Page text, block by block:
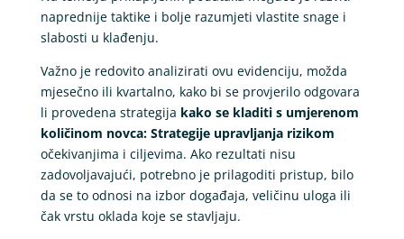
naprednije taktike i bolje razumjeti vlastite snage i
slabosti u klađenju.
Važno je redovito analizirati ovu evidenciju, možda
mjesečno ili kvartalno, kako bi se provjerilo odgovara
li provedena strategija kako se kladiti s umjerenom
količinom novca: Strategije upravljanja rizikom
očekivanjima i ciljevima. Ako rezultati nisu
zadovoljavajući, potrebno je prilagoditi pristup, bilo
da se to odnosi na izbor događaja, veličinu uloga ili
čak vrstu oklada koje se stavljaju.